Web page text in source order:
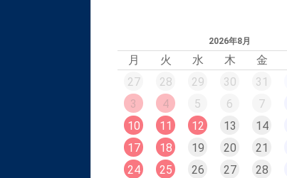
2026年8月
月 火 水 木 金
27
28 29 30 31
3
4 5 6 7
10
11 12 13 14
17
18 19 20 21
24
25 26 27 28